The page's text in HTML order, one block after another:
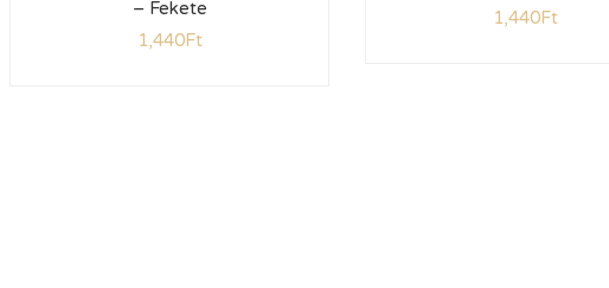
– Fekete
1,440Ft
1,440Ft